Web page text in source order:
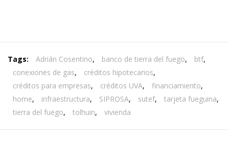
Tags: Adrián Cosentino, banco de tierra del fuego, btf,
conexiones de gas, créditos hipotecarios,
créditos para empresas, créditos UVA, financiamiento,
home, infraestructura, SIPROSA, sutef, tarjeta fueguina,
tierra del fuego, tolhuin, vivienda